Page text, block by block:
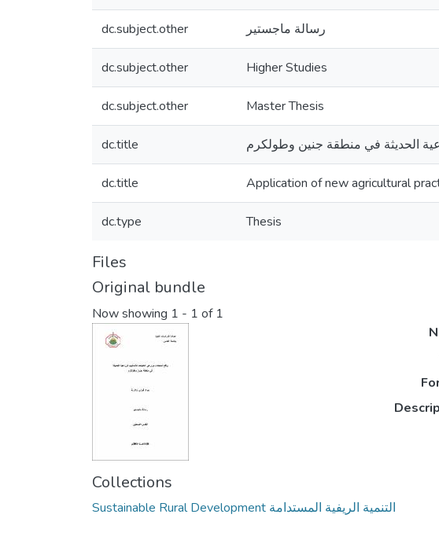
dc.subject.other رسالة ماجستير
dc.subject.other Higher Studies
dc.subject.other Master Thesis
dc.title الحديثة في منطقة جنين وطولكرم
dc.title Application of new agricultural
dc.type Thesis
Files
Original bundle
Now showing 1 - 1 of 1
Collections
Sustainable Rural Development التنمية الريفية المستدامة